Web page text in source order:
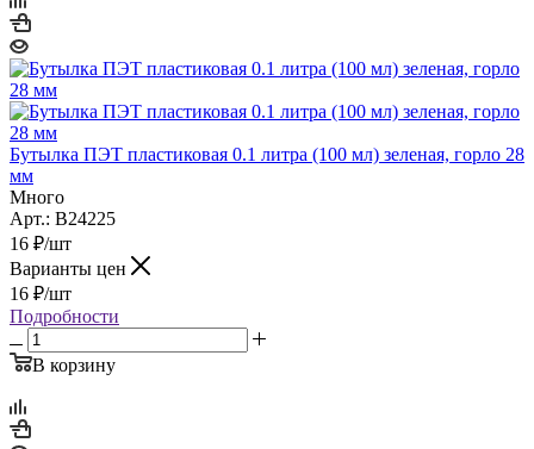
Бутылка ПЭТ пластиковая 0.1 литра (100 мл) зеленая, горло 28
мм
Много
Арт.: B24225
16 ₽/шт
Варианты цен
16 ₽/шт
Подробности
В корзину